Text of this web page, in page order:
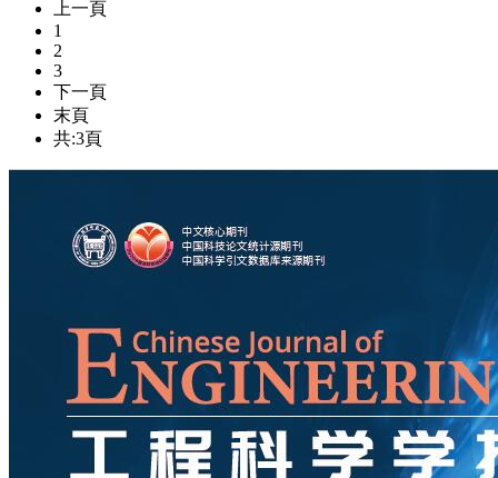
上一頁
1
2
3
下一頁
末頁
共:3頁